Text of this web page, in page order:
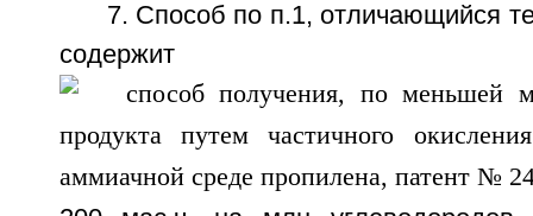
7. Способ по п.1, отличающийся
содержит